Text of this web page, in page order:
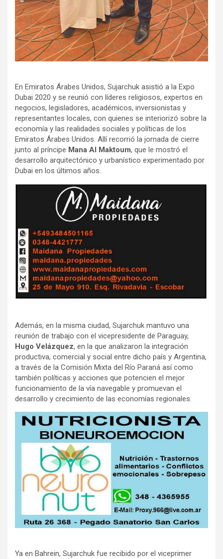
En Emiratos Árabes Unidos, Sujarchuk asistió a la Expo
Dubai 2020 y se reunió con líderes religiosos, expertos en
negocios, legisladores, académicos, inversionistas y
representantes locales, con quienes se interiorizó sobre la
economía y las realidades sociales y políticas de los
Emiratos Árabes Unidos. Allí recorrió la jornada de cierre
junto al príncipe Mana Al Maktoum, que le mostró el
desarrollo arquitectónico y urbanístico experimentado por
Dubai en los últimos años.
Además, en la misma ciudad, Sujarchuk mantuvo una
reunión de trabajo con el vicepresidente de Paraguay,
Hugo Velázquez, en la que analizaron la integración
productiva, comercial y social entre dicho país y Argentina,
a través de la Comisión Mixta del Río Paraná así como
también políticas y acciones que potencien el mejor
funcionamiento de la vía navegable y promuevan el
desarrollo y crecimiento de las economías regionales.
Ya en Bahrein, Sujarchuk fue recibido por el viceprimer